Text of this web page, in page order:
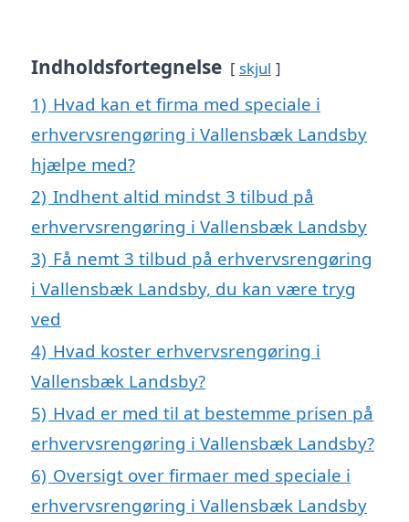
Indholdsfortegnelse skjul
1) Hvad kan et firma med speciale i
erhvervsrengøring i Vallensbæk Landsby
hjælpe med?
2) Indhent altid mindst 3 tilbud på
erhvervsrengøring i Vallensbæk Landsby
3) Få nemt 3 tilbud på erhvervsrengøring
i Vallensbæk Landsby, du kan være tryg
ved
4) Hvad koster erhvervsrengøring i
Vallensbæk Landsby?
5) Hvad er med til at bestemme prisen på
erhvervsrengøring i Vallensbæk Landsby?
6) Oversigt over firmaer med speciale i
erhvervsrengøring i Vallensbæk Landsby